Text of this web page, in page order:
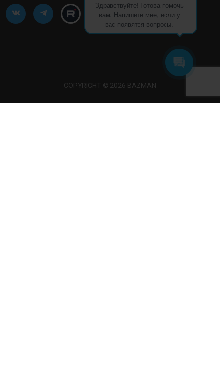
Здравствуйте! Готова помочь
вам. Напишите мне, если у
вас появятся вопросы.
COPYRIGHT © 2026 BAZMAN